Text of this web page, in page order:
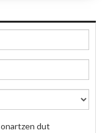
onartzen dut